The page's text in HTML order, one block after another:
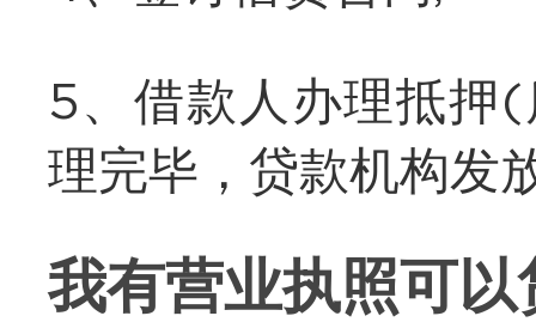
5、借款人办理抵押
理完毕，贷款机构发
我有营业执照可以